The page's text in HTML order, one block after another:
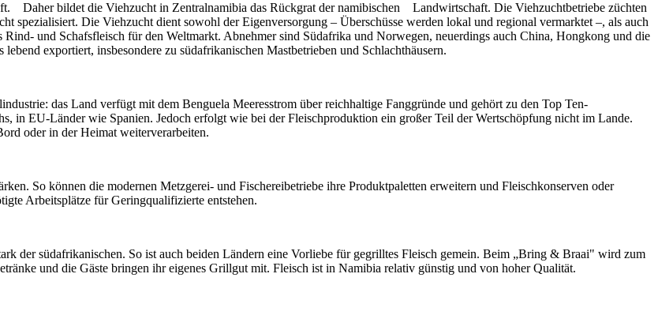
Daher bildet die Viehzucht in Zentralnamibia das Rückgrat der namibischen Landwirtschaft. Die Viehzuchtbetriebe züchten
spezialisiert. Die Viehzucht dient sowohl der Eigenversorgung – Überschüsse werden lokal und regional vermarktet –, als auch
und Schafsfleisch für den Weltmarkt. Abnehmer sind Südafrika und Norwegen, neuerdings auch China, Hongkong und die
exportiert, insbesondere zu südafrikanischen Mastbetrieben und Schlachthäusern.
das Land verfügt mit dem Benguela Meeresstrom über reichhaltige Fanggründe und gehört zu den Top Ten-
in EU-Länder wie Spanien. Jedoch erfolgt wie bei der Fleischproduktion ein großer Teil der Wertschöpfung nicht im Lande.
oder in der Heimat weiterverarbeiten.
So können die modernen Metzgerei- und Fischereibetriebe ihre Produktpaletten erweitern und Fleischkonserven oder
Arbeitsplätze für Geringqualifizierte entstehen.
der südafrikanischen. So ist auch beiden Ländern eine Vorliebe für gegrilltes Fleisch gemein. Beim „Bring & Braai" wird zum
und die Gäste bringen ihr eigenes Grillgut mit. Fleisch ist in Namibia relativ günstig und von hoher Qualität.